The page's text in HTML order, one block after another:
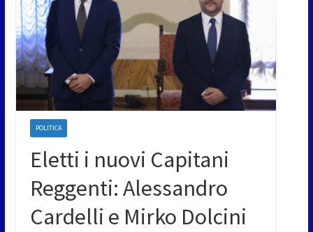
POLITICA
Eletti i nuovi Capitani
Reggenti: Alessandro
Cardelli e Mirko Dolcini